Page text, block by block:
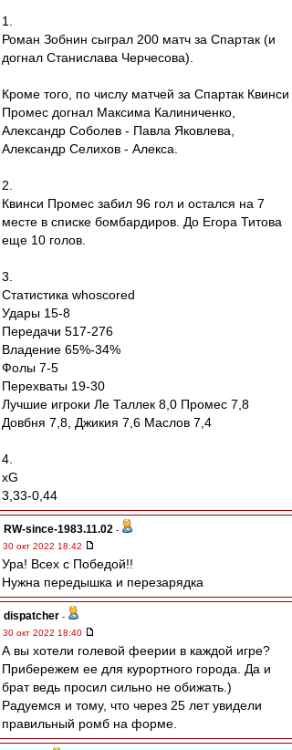
1.
Роман Зобнин сыграл 200 матч за Спартак (и
догнал Станислава Черчесова).
Кроме того, по числу матчей за Спартак Квинси
Промес догнал Максима Калиниченко,
Александр Соболев - Павла Яковлева,
Александр Селихов - Алекса.
2.
Квинси Промес забил 96 гол и остался на 7
месте в списке бомбардиров. До Егора Титова
еще 10 голов.
3.
Статистика whoscored
Удары 15-8
Передачи 517-276
Владение 65%-34%
Фолы 7-5
Перехваты 19-30
Лучшие игроки Ле Таллек 8,0 Промес 7,8
Довбня 7,8, Джикия 7,6 Маслов 7,4
4.
xG
3,33-0,44
RW-since-1983.11.02 -
30 окт 2022 18:42
Ура! Всех с Победой!!
Нужна передышка и перезарядка
dispatcher -
30 окт 2022 18:40
А вы хотели голевой феерии в каждой игре?
Прибережем ее для курортного города. Да и
брат ведь просил сильно не обижать.)
Радуемся и тому, что через 25 лет увидели
правильный ромб на форме.